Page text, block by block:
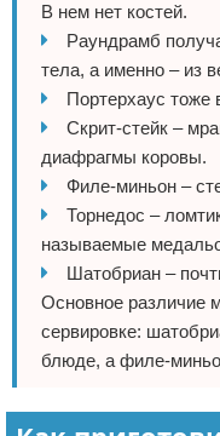
В нем нет костей.
Раундрамб
тела, а именно – из
Портерхаус тоже
Скрит-стейк –
диафрагмы коровы.
Филе-миньон –
Торнедос –
называемые
Шатобриан –
Основное различие
сервировке:
блюде, а филе-